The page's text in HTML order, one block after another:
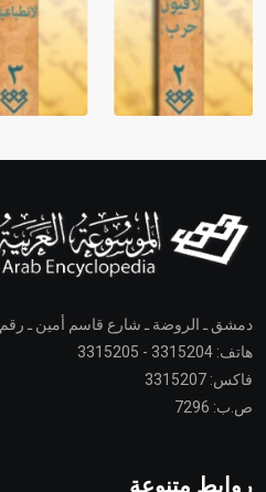
دمشق ـ الروضة ـ شارع قاسم أمين ـ رقم 39
هاتف: 3315204 - 3315205
فاكس: 3315207
ص.ب: 7296
روابط متنوعة